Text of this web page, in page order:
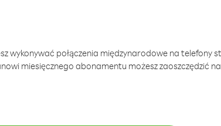
wykonywać połączenia międzynarodowe na telefony
miesięcznego abonamentu możesz zaoszczędzić